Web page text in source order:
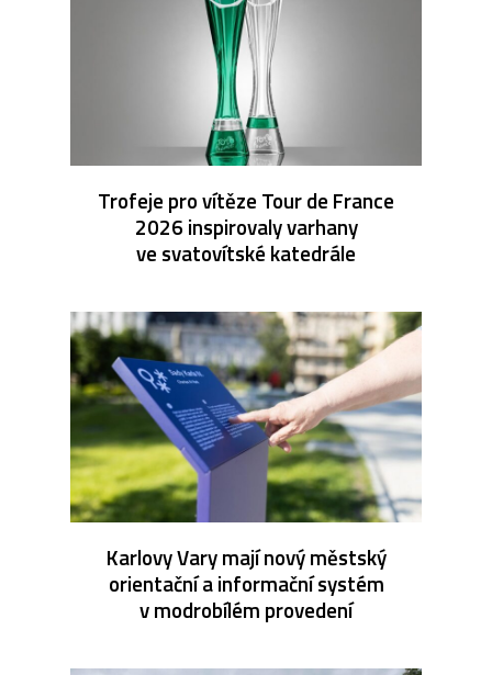
Trofeje pro vítěze Tour de France
2026 inspirovaly varhany
ve svatovítské katedrále
Karlovy Vary mají nový městský
orientační a informační systém
v modrobílém provedení